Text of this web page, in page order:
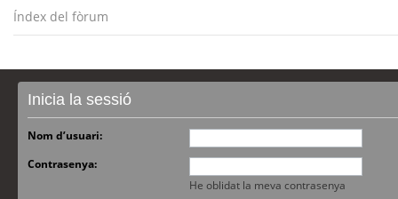
Índex del fòrum
Inicia la sessió
Nom d’usuari:
Contrasenya:
He oblidat la meva contrasenya